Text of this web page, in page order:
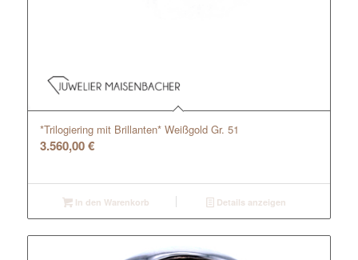
*Trilogiering mit Brillanten* Weißgold Gr. 51
3.560,00€
In den Warenkorb Details anzeigen